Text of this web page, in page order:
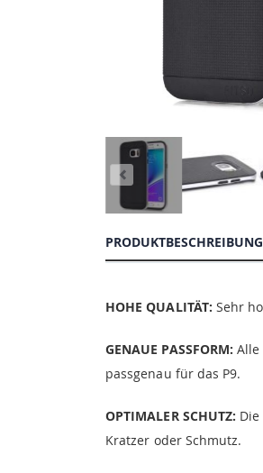
PRODUKTBESCHREIBUNG
HOHE QUALITÄT: Sehr
GENAUE PASSFORM: Alle
passgenau für das P9.
OPTIMALER SCHUTZ:
Kratzer oder Schmutz.